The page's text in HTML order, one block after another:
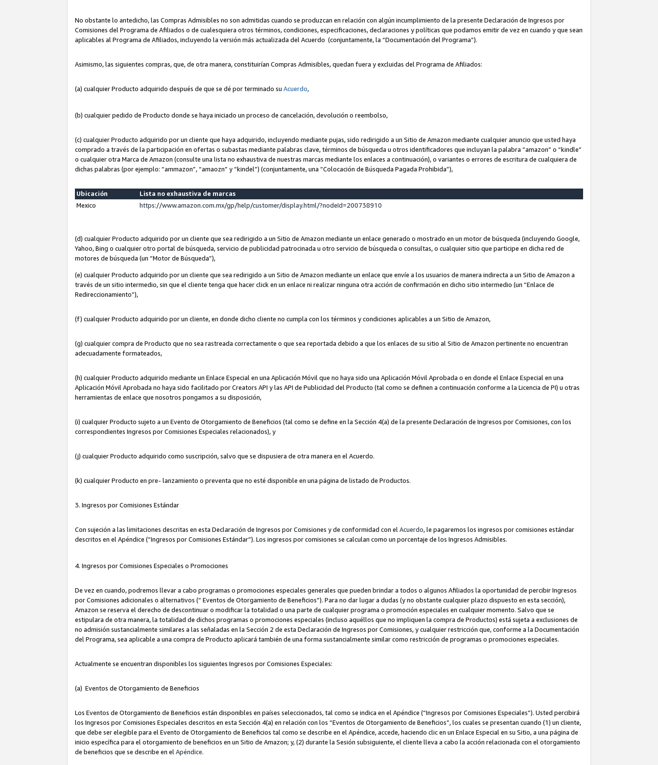
No obstante lo antedicho, las Compras Admisibles no son admitidas cuando se produzcan en relación con algún incumplimiento de la presente Declaración de Ingresos por
Comisiones del Programa de Afiliados o de cualesquiera otros términos, condiciones, especificaciones, declaraciones y políticas que podamos emitir de vez en cuando y que sean
aplicables al Programa de Afiliados, incluyendo la versión más actualizada del Acuerdo (conjuntamente, la “Documentación del Programa”).
Asimismo, las siguientes compras, que, de otra manera, constituirían Compras Admisibles, quedan fuera y excluidas del Programa de Afiliados:
(a) cualquier Producto adquirido después de que se dé por terminado su Acuerdo,
(b) cualquier pedido de Producto donde se haya iniciado un proceso de cancelación, devolución o reembolso,
(c) cualquier Producto adquirido por un cliente que haya adquirido, incluyendo mediante pujas, sido redirigido a un Sitio de Amazon mediante cualquier anuncio que usted haya
comprado a través de la participación en ofertas o subastas mediante palabras clave, términos de búsqueda u otros identificadores que incluyan la palabra “amazon” o “kindle”
o cualquier otra Marca de Amazon (consulte una lista no exhaustiva de nuestras marcas mediante los enlaces a continuación), o variantes o errores de escritura de cualquiera de
dichas palabras (por ejemplo: “ammazon”, “amaozn” y “kindel”) (conjuntamente, una “Colocación de Búsqueda Pagada Prohibida”),
Ubicación
Lista no exhaustiva de marcas
Mexico
https://www.amazon.com.mx/gp/help/customer/display.html/?nodeId=200738910
(d) cualquier Producto adquirido por un cliente que sea redirigido a un Sitio de Amazon mediante un enlace generado o mostrado en un motor de búsqueda (incluyendo Google,
Yahoo, Bing o cualquier otro portal de búsqueda, servicio de publicidad patrocinada u otro servicio de búsqueda o consultas, o cualquier sitio que participe en dicha red de
motores de búsqueda (un “Motor de Búsqueda”),
(e) cualquier Producto adquirido por un cliente que sea redirigido a un Sitio de Amazon mediante un enlace que envíe a los usuarios de manera indirecta a un Sitio de Amazon a
través de un sitio intermedio, sin que el cliente tenga que hacer click en un enlace ni realizar ninguna otra acción de confirmación en dicho sitio intermedio (un “Enlace de
Redireccionamiento”),
(f) cualquier Producto adquirido por un cliente, en donde dicho cliente no cumpla con los términos y condiciones aplicables a un Sitio de Amazon,
(g) cualquier compra de Producto que no sea rastreada correctamente o que sea reportada debido a que los enlaces de su sitio al Sitio de Amazon pertinente no encuentran
adecuadamente formateados,
(h) cualquier Producto adquirido mediante un Enlace Especial en una Aplicación Móvil que no haya sido una Aplicación Móvil Aprobada o en donde el Enlace Especial en una
Aplicación Móvil Aprobada no haya sido facilitado por Creators API y las API de Publicidad del Producto (tal como se definen a continuación conforme a la Licencia de PI) u otras
herramientas de enlace que nosotros pongamos a su disposición,
(i) cualquier Producto sujeto a un Evento de Otorgamiento de Beneficios (tal como se define en la Sección 4(a) de la presente Declaración de Ingresos por Comisiones, con los
correspondientes Ingresos por Comisiones Especiales relacionados), y
(j) cualquier Producto adquirido como suscripción, salvo que se dispusiera de otra manera en el Acuerdo.
(k) cualquier Producto en pre- lanzamiento o preventa que no esté disponible en una página de listado de Productos.
3. Ingresos por Comisiones Estándar
Con sujeción a las limitaciones descritas en esta Declaración de Ingresos por Comisiones y de conformidad con el Acuerdo, le pagaremos los ingresos por comisiones estándar
descritos en el Apéndice (“Ingresos por Comisiones Estándar”). Los ingresos por comisiones se calculan como un porcentaje de los Ingresos Admisibles.
4. Ingresos por Comisiones Especiales o Promociones
De vez en cuando, podremos llevar a cabo programas o promociones especiales generales que pueden brindar a todos o algunos Afiliados la oportunidad de percibir Ingresos
por Comisiones adicionales o alternativos (“ Eventos de Otorgamiento de Beneficios”). Para no dar lugar a dudas (y no obstante cualquier plazo dispuesto en esta sección),
Amazon se reserva el derecho de descontinuar o modificar la totalidad o una parte de cualquier programa o promoción especiales en cualquier momento. Salvo que se
estipulara de otra manera, la totalidad de dichos programas o promociones especiales (incluso aquéllos que no impliquen la compra de Productos) está sujeta a exclusiones de
no admisión sustancialmente similares a las señaladas en la Sección 2 de esta Declaración de Ingresos por Comisiones, y cualquier restricción que, conforme a la Documentación
del Programa, sea aplicable a una compra de Producto aplicará también de una forma sustancialmente similar como restricción de programas o promociones especiales.
Actualmente se encuentran disponibles los siguientes Ingresos por Comisiones Especiales:
(a) Eventos de Otorgamiento de Beneficios
Los Eventos de Otorgamiento de Beneficios están disponibles en países seleccionados, tal como se indica en el Apéndice (“Ingresos por Comisiones Especiales”). Usted percibirá
los Ingresos por Comisiones Especiales descritos en esta Sección 4(a) en relación con los “Eventos de Otorgamiento de Beneficios”, los cuales se presentan cuando (1) un cliente,
que debe ser elegible para el Evento de Otorgamiento de Beneficios tal como se describe en el Apéndice, accede, haciendo clic en un Enlace Especial en su Sitio, a una página de
inicio específica para el otorgamiento de beneficios en un Sitio de Amazon; y, (2) durante la Sesión subsiguiente, el cliente lleva a cabo la acción relacionada con el otorgamiento
de beneficios que se describe en el Apéndice.